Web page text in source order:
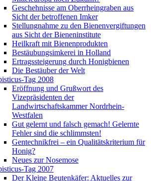
Geschehnisse am Oberrheingraben aus
Sicht der betroffenen Imker
Stellungnahme zu den Bienenvergiftungen
aus Sicht der Bieneninstitute
Heilkraft mit Bienenprodukten
Bestäubungsimkerei in Holland
Ertragssteigerung durch Honigbienen
Die Bestäuber der Welt
Tag 2008
Eröffnung und Grußwort des
Vizepräsidenten der
Landwirtschaftskammer Nordrhein-
Westfalen
Gut gelernt und falsch gemach! Gelernte
Fehler sind die schlimmsten!
Gentechnikfrei – ein Qualitätskriterium für
Honig?
Neues zur Nosemose
Tag 2007
Der Kleine Beutenkäfer: Aktuelles zur